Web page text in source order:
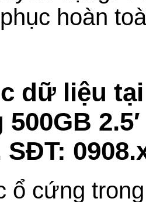
hoàn
dữ liệu
500GB
ổ cứng